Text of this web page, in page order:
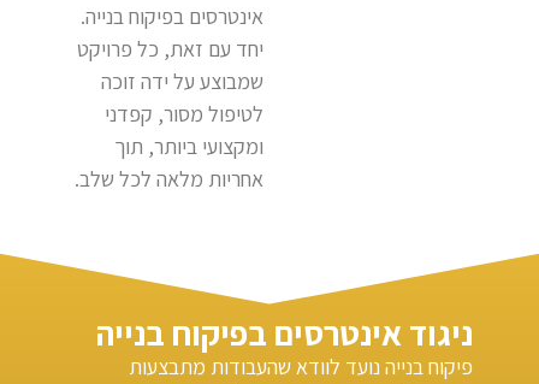
אינטרסים בפיקוח בנייה.
יחד עם זאת, כל פרויקט
שמבוצע על ידה זוכה
לטיפול מסור, קפדני
ומקצועי ביותר, תוך
אחריות מלאה לכל שלב.
ניגוד אינטרסים בפיקוח בנייה
פיקוח בנייה נועד לוודא שהעבודות מתבצעות